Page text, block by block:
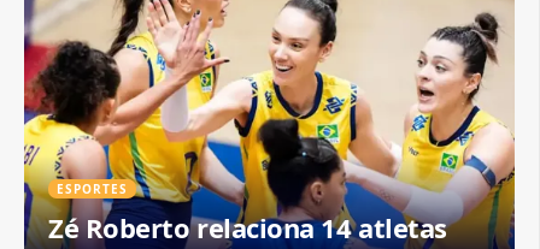
ESPORTES
Zé Roberto relaciona 14 atletas